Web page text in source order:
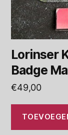
Lorinser
Badge
€49,00